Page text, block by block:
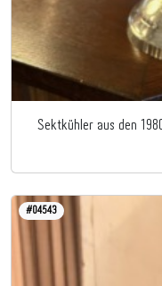
Sektkühler aus den
#04543